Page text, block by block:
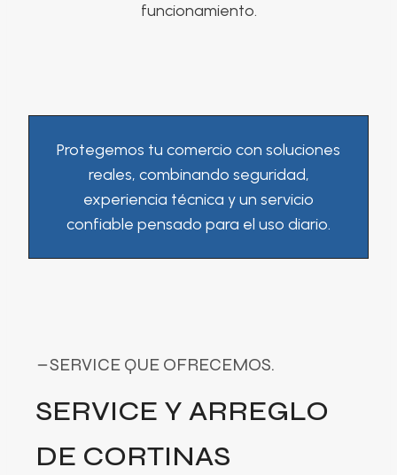
funcionamiento.
Protegemos tu comercio con soluciones
reales, combinando seguridad,
experiencia técnica y un servicio
confiable pensado para el uso diario.
SERVICE QUE OFRECEMOS.
SERVICE Y ARREGLO
DE CORTINAS